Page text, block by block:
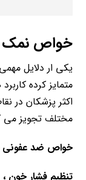
خواص نمک
یکی ار دلایل
متمایز کرده
اکثر پزشکان در
مختلف تجویز می
خواص ضد عفونی
تنظیم فشار خون ،